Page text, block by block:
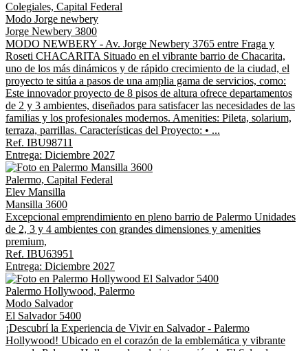
Colegiales, Capital Federal
Modo Jorge newbery
Jorge Newbery 3800
MODO NEWBERY - Av. Jorge Newbery 3765 entre Fraga y
Roseti CHACARITA Situado en el vibrante barrio de Chacarita,
uno de los más dinámicos y de rápido crecimiento de la ciudad, el
proyecto te sitúa a pasos de una amplia gama de servicios, como:
Este innovador proyecto de 8 pisos de altura ofrece departamentos
de 2 y 3 ambientes, diseñados para satisfacer las necesidades de las
familias y los profesionales modernos. Amenities: Pileta, solarium,
terraza, parrillas. Características del Proyecto: • ...
Ref. IBU98711
Entrega: Diciembre 2027
Palermo, Capital Federal
Elev Mansilla
Mansilla 3600
Excepcional emprendimiento en pleno barrio de Palermo Unidades
de 2, 3 y 4 ambientes con grandes dimensiones y amenities
premium,
Ref. IBU63951
Entrega: Diciembre 2027
Palermo Hollywood, Palermo
Modo Salvador
El Salvador 5400
¡Descubrí la Experiencia de Vivir en Salvador - Palermo
Hollywood! Ubicado en el corazón de la emblemática y vibrante